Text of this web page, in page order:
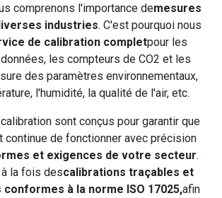
comprenons l'importance demesures
industries. C'est pourquoi nous
de calibration completpour les
les compteurs de CO2 et les
des paramètres environnementaux,
l'humidité, la qualité de l'air, etc.
sont conçus pour garantir que
continue de fonctionner avec précision
et exigences de votre secteur.
la fois descalibrations traçables et
à la norme ISO 17025,afin